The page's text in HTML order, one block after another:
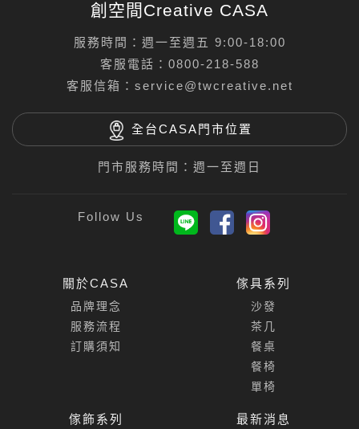
創空間Creative CASA
服務時間：週一至週五 9:00-18:00
客服電話： 0800-218-588
客服信箱： service@twcreative.net
全台CASA門市位置
門市服務時間：週一至週日
關於CASA
品牌理念
服務流程
訂購須知
傢具系列
沙發
茶几
餐桌
餐椅
單椅
傢飾系列 最新消息